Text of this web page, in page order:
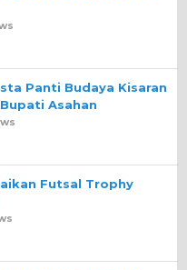
Panti Budaya Kisaran
Asahan
Futsal Trophy